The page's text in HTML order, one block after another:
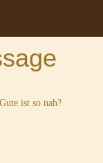
ist so nah?